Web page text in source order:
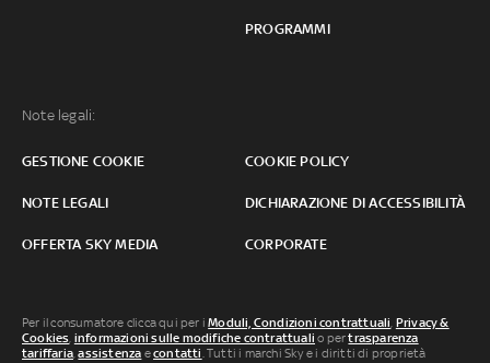
PROGRAMMI
Note legali:
GESTIONE COOKIE COOKIE POLICY
NOTE LEGALI DICHIARAZIONE DI ACCESSIBILITÀ
OFFERTA SKY MEDIA CORPORATE
Per il consumatore clicca qui per iModuli, Condizioni contrattuali Privacy &
Cookies informazioni sulle modifiche contrattuali o pertrasparenza
tariffaria ,assistenza econtatti . Tutti i marchi Sky e i diritti di proprietà